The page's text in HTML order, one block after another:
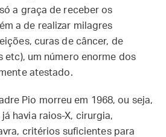
a graça de receber os
a de realizar milagres
curas de câncer, de
etc), um número enorme dos
atestado.
Pio morreu em 1968, ou seja,
havia raios-X, cirurgia,
critérios suficientes para